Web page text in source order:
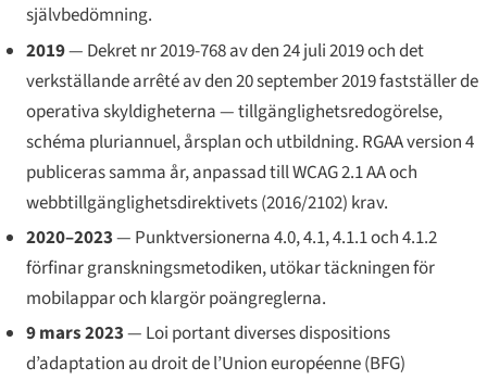
självbedömning.
2019— Dekret nr 2019-768 av den 24 juli 2019 och det
verkställandearrêtéav den 20 september 2019 fastställer de
operativa skyldigheterna — tillgänglighetsredogörelse,
schéma pluriannuel, årsplan och utbildning. RGAA version 4
publiceras samma år, anpassad till WCAG 2.1 AA och
webbtillgänglighetsdirektivets (2016/2102) krav.
2020–2023— Punktversionerna 4.0, 4.1, 4.1.1 och 4.1.2
förfinar granskningsmetodiken, utökar täckningen för
mobilappar och klargör poängreglerna.
9 mars 2023— Loi portant diverses dispositions
d’adaptation au droit de l’Union européenne(BFG)